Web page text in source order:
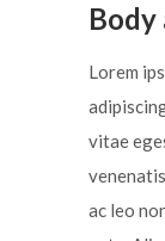
Body
Lorem
vitae
ac leo